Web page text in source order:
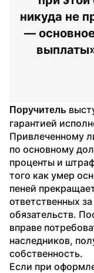
никуда не
—
Поручитель
гарантией
Привлеченному
по основному
проценты и
того как умер
пеней
ответственных
обязательств.
вправе
наследников,
собственность.
Если при